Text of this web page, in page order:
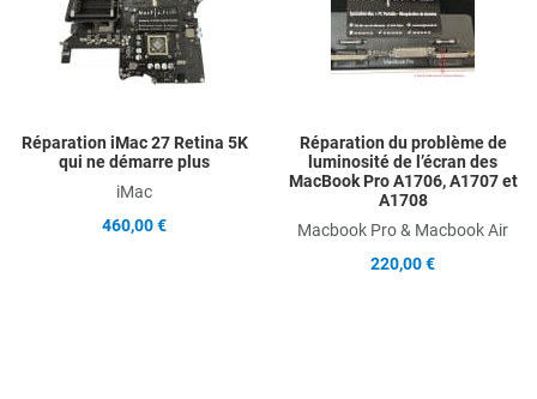
Add to Compare
Quick View
Réparation iMac 27 Retina 5K
qui ne démarre plus
iMac
460,00 €
Réparation du problème de
luminosité de l’écran des
MacBook Pro A1706, A1707 et
A1708
Macbook Pro & Macbook Air
220,00 €